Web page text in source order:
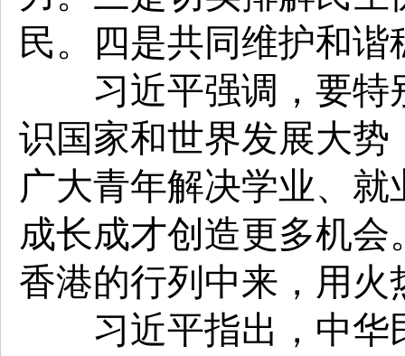
民。四是共同维护和
习近平强调，要特
识国家和世界发展大
广大青年解决学业、
成长成才创造更多机
香港的行列中来，用
习近平指出，中华